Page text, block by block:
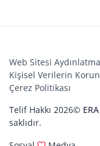
Web Sitesi
Kişisel Verilerin
Çerez Politikası
Telif Hakkı 2026©
saklıdır.